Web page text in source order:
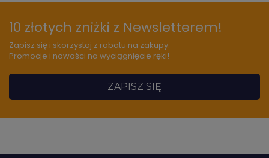
10 złotych zniżki z Newsletterem!
Zapisz się i skorzystaj z rabatu na zakupy.
Promocje i nowości na wyciągnięcie ręki!
ZAPISZ SIĘ